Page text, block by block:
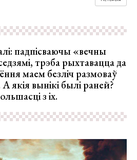
падпісваючы «вечны
трэба рыхтавацца да
маем безліч размоваў
якія вынікі былі раней?
з іх.